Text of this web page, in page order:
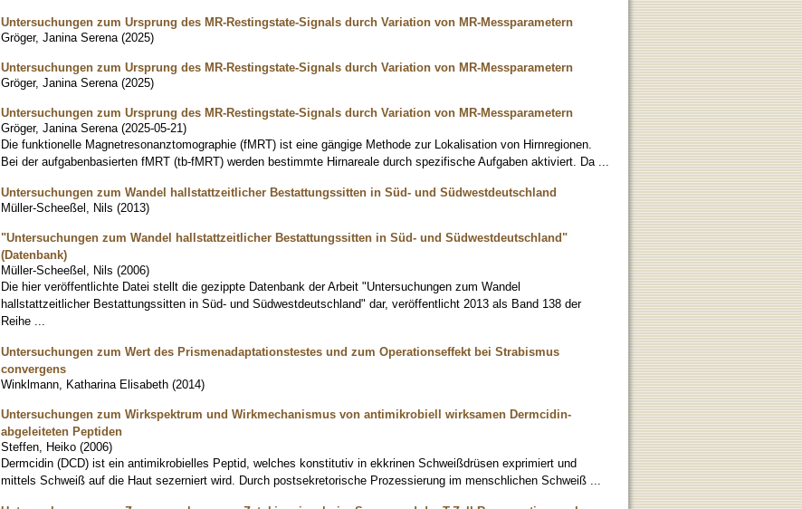
Untersuchungen zum Ursprung des MR-Restingstate-Signals durch Variation von MR-Messparametern
Gröger, Janina Serena (2025)
Untersuchungen zum Ursprung des MR-Restingstate-Signals durch Variation von MR-Messparametern
Gröger, Janina Serena (2025)
Untersuchungen zum Ursprung des MR-Restingstate-Signals durch Variation von MR-Messparametern
Gröger, Janina Serena (2025-05-21)
Die funktionelle Magnetresonanztomographie (fMRT) ist eine gängige Methode zur Lokalisation von Hirnregionen.
Bei der aufgabenbasierten fMRT (tb-fMRT) werden bestimmte Hirnareale durch spezifische Aufgaben aktiviert. Da ...
Untersuchungen zum Wandel hallstattzeitlicher Bestattungssitten in Süd- und Südwestdeutschland
Müller-Scheeßel, Nils (2013)
"Untersuchungen zum Wandel hallstattzeitlicher Bestattungssitten in Süd- und Südwestdeutschland"
(Datenbank)
Müller-Scheeßel, Nils (2006)
Die hier veröffentlichte Datei stellt die gezippte Datenbank der Arbeit "Untersuchungen zum Wandel
hallstattzeitlicher Bestattungssitten in Süd- und Südwestdeutschland" dar, veröffentlicht 2013 als Band 138 der
Reihe ...
Untersuchungen zum Wert des Prismenadaptationstestes und zum Operationseffekt bei Strabismus
convergens
Winklmann, Katharina Elisabeth (2014)
Untersuchungen zum Wirkspektrum und Wirkmechanismus von antimikrobiell wirksamen Dermcidin-
abgeleiteten Peptiden
Steffen, Heiko (2006)
Dermcidin (DCD) ist ein antimikrobielles Peptid, welches konstitutiv in ekkrinen Schweißdrüsen exprimiert und
mittels Schweiß auf die Haut sezerniert wird. Durch postsekretorische Prozessierung im menschlichen Schweiß ...